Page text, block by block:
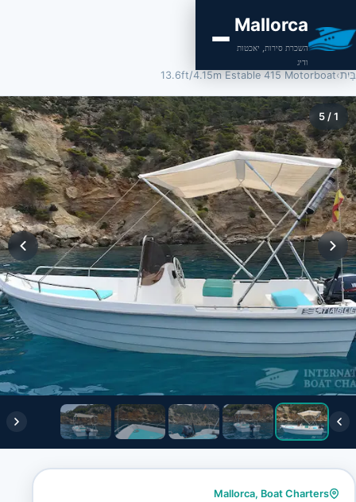
Mallorca
השכרת סירות, יאכטות
ודיג
בַּיִת›
13.6ft/4.15m Estable 415 Motorboat
1
/
5
Mallorca, Boat Charters